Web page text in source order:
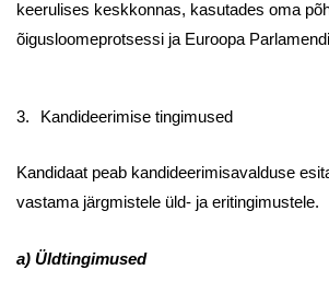
keerulises keskkonnas, kasutades oma
õigusloomeprotsessi ja Euroopa
3. Kandideerimise tingimused
Kandidaat peab kandideerimisavalduse
vastama järgmistele üld- ja eritingimustele.
a) Üldtingimused